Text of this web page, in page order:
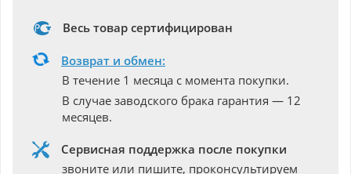
Весь товар сертифицирован
Возврат и обмен:
В течение 1 месяца с момента покупки.
В случае заводского брака гарантия — 12
месяцев.
Сервисная поддержка после покупки
звоните или пишите, проконсультируем